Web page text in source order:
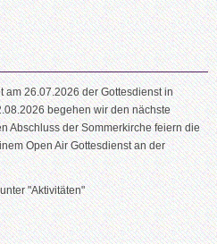
am 26.07.2026 der Gottesdienst in
begehen wir den nächste
Abschluss der Sommerkirche feiern die
Open Air Gottesdienst an der
"Aktivitäten"